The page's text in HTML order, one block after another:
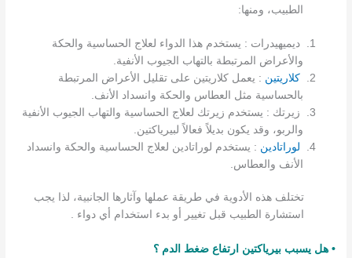
الطبيب، ومنها:
ديميهيدرات : يستخدم هذا الدواء لعلاج الحساسية والحكة
والأعراض المرتبطة بالتهاب الجيوب الأنفية.
كلاريتين : يعمل كلاريتين على تقليل الأعراض المرتبطة
بالحساسية مثل العطاس والحكة وانسداد الأنف.
زيرتك : يستخدم زيرتك لعلاج الحساسية والتهاب الجيوب الأنفية
والربو، وقد يكون بديلاً فعالاً لبيرياكتين.
لوراتادين : يستخدم لوراتادين لعلاج الحساسية والحكة وانسداد
الأنف والعطاس.
تختلف هذه الأدوية في طريقة عملها وآثارها الجانبية، لذا يجب
استشارة الطبيب قبل تغيير أو بدء استخدام أي دواء .
• هل يسبب بيرياكتين ارتفاع ضغط الدم ؟